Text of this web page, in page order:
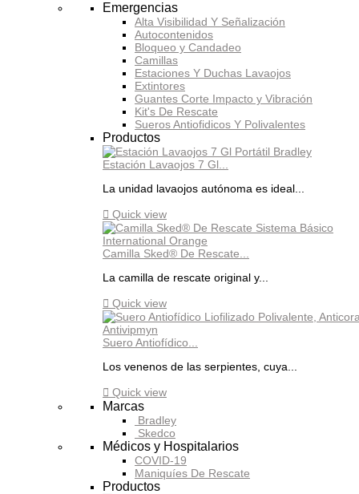
Emergencias
Alta Visibilidad Y Señalización
Autocontenidos
Bloqueo y Candadeo
Camillas
Estaciones Y Duchas Lavaojos
Extintores
Guantes Corte Impacto y Vibración
Kit's De Rescate
Sueros Antiofidicos Y Polivalentes
Productos
Estación Lavaojos 7 Gl...
La unidad lavaojos autónoma es ideal...
 Quick view
Camilla Sked® De Rescate...
La camilla de rescate original y...
 Quick view
Suero Antiofídico...
Los venenos de las serpientes, cuya...
 Quick view
Marcas
Bradley
Skedco
Médicos y Hospitalarios
COVID-19
Maniquíes De Rescate
Productos